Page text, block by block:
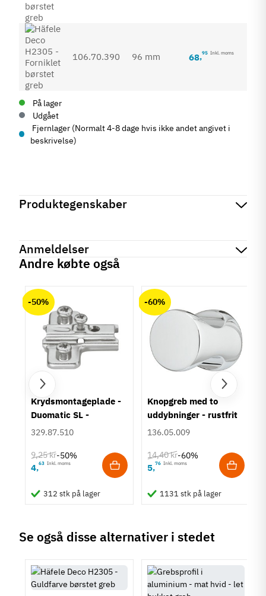
106.70.390 96 mm 68,95 Inkl. moms
På lager
Udgået
Fjernlager (Normalt 4-8 dage hvis ikke andet angivet i
beskrivelse)
Produktegenskaber
På lager0 Varer
Produktinformation
Materiale
Aluminium
Overflade
Børstet
Forniklet
Hulafstand
128 mm
160 mm
192 mm
Farve
Sølvfarvet
Montering
Stil
Art Deco
Tilstand
Anmeldelser
Andre købte også
-50%
Krydsmontageplade -
Duomatic SL -
Euroskruer
329.87.510
9,25 kr-50%
4,63 Inkl. moms
312 stk på lager
-60%
Knopgreb med to
uddybninger - rustfrit
stål
136.05.009
14,40 kr-60%
5,76 Inkl. moms
1131 stk på lager
Se også disse alternativer i stedet